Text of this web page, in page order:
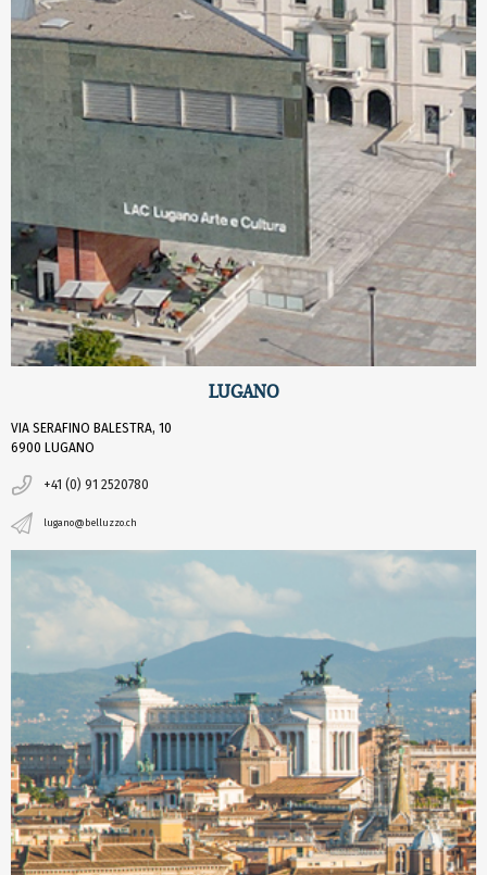
LUGANO
VIA SERAFINO BALESTRA, 10
6900 LUGANO
+41 (0) 91 2520780
lugano@belluzzo.ch